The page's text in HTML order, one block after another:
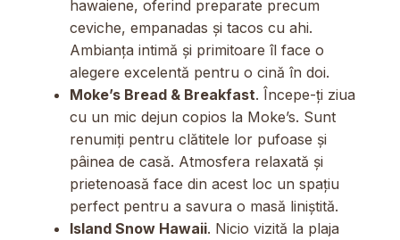
hawaiene, oferind preparate precum
ceviche, empanadas și tacos cu ahi.
Ambianța intimă și primitoare îl face o
alegere excelentă pentru o cină în doi.
Moke’s Bread & Breakfast. Începe-ți ziua
cu un mic dejun copios la Moke’s. Sunt
renumiți pentru clătitele lor pufoase și
pâinea de casă. Atmosfera relaxată și
prietenoasă face din acest loc un spațiu
perfect pentru a savura o masă liniștită.
Island Snow Hawaii. Nicio vizită la plaja